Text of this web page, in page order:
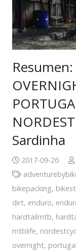
Sardinha
2017-09-26
bikepacking,
dirt, enduro,
hardtailmtb,
mtblife,
overnight, portugal